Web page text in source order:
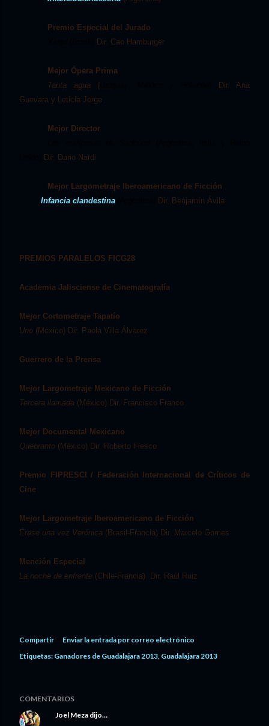
Premio Especial del Jurado
Dir. Cao Hamburger
Mejor Ópera Prima
Tanta agua(
Dir. Ana
Guevara y Leticia Jorge
Mejor Director
Dir. Dario Nardi
Mejor Largometraje Iberoamericano de Ficción
Infancia clandestina
Dir. Benjamín Ávila
PREMIOS PARALELOS FICG28
Academia Jalisciense de Cinematografía
Mejor Cortometraje Tapatío
Uno (México) Dir. Paola Villa Álvarez
Guerrero de la Prensa
Mejor Largometraje Mexicano de Ficción
Tercera llamada (México) Dir. Francisco Franco
Mejor Documental Mexicano
Quebranto (México) Dir. Roberto Fiesco
Premio FIPRESCI / Federación Internacional de Críticos de
Cine
Mejor Largometraje Iberoamericano de Ficción
Érase una vez Verónica (Brasil-Francia) Dir. Marcelo Gomes
Mención Especial
La noche de enfrente (Chile-Francia) Dir. Raúl Ruiz
Compartir
Enviar la entrada por correo electrónico
Etiquetas: Ganadores de Guadalajara 2013 Guadalajara 2013
COMENTARIOS
Joel Meza dijo…